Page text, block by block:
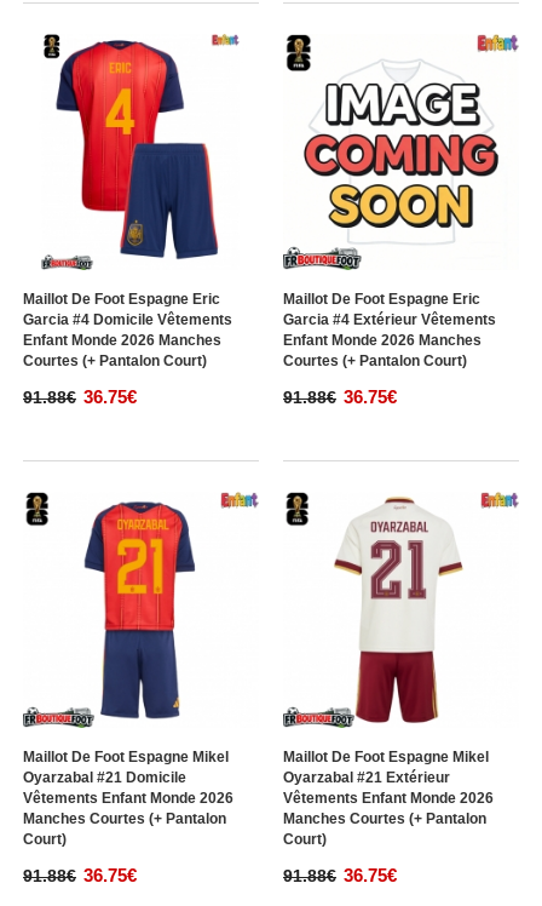
Maillot De Foot Espagne Eric
Garcia #4 Domicile Vêtements
Enfant Monde 2026 Manches
Courtes (+ Pantalon Court)
91.88€ 36.75€
Maillot De Foot Espagne Eric
Garcia #4 Extérieur Vêtements
Enfant Monde 2026 Manches
Courtes (+ Pantalon Court)
91.88€ 36.75€
Maillot De Foot Espagne Mikel
Oyarzabal #21 Domicile
Vêtements Enfant Monde 2026
Manches Courtes (+ Pantalon
Court)
91.88€ 36.75€
Maillot De Foot Espagne Mikel
Oyarzabal #21 Extérieur
Vêtements Enfant Monde 2026
Manches Courtes (+ Pantalon
Court)
91.88€ 36.75€